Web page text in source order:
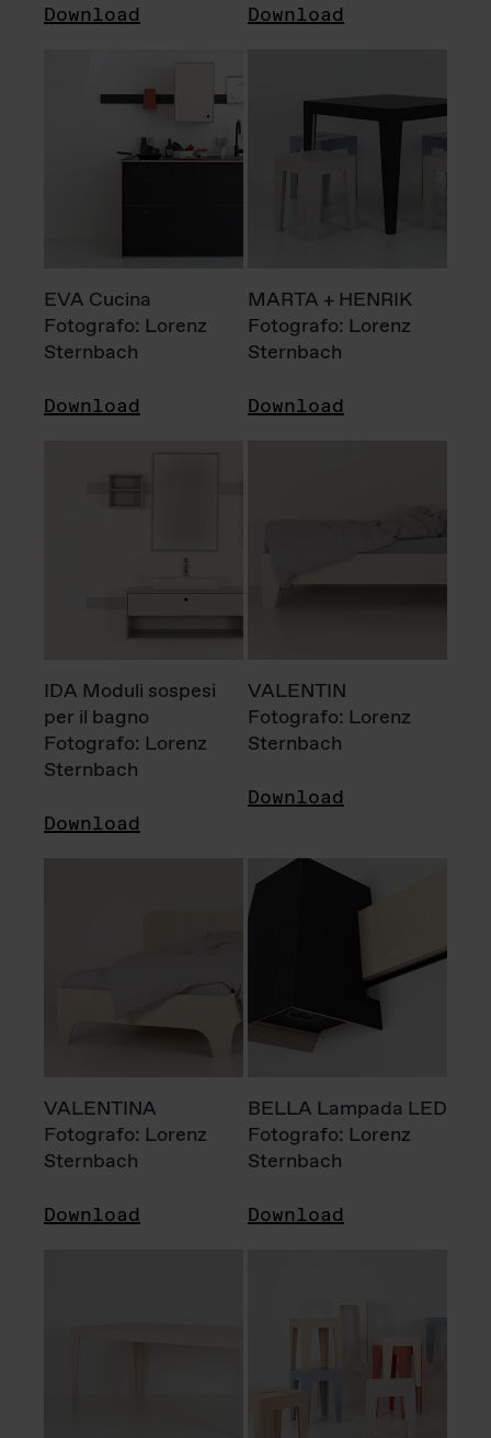
Download Download
EVA Cucina
Fotografo: Lorenz
Sternbach
Download
MARTA + HENRIK
Fotografo: Lorenz
Sternbach
Download
IDA Moduli sospesi
per il bagno
Fotografo: Lorenz
Sternbach
Download
VALENTIN
Fotografo: Lorenz
Sternbach
Download
VALENTINA
Fotografo: Lorenz
Sternbach
Download
BELLA Lampada LED
Fotografo: Lorenz
Sternbach
Download